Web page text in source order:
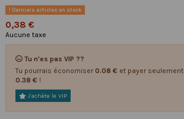
Derniers articles en stock
0,38 €
Aucune taxe
Tu n'es pas VIP ??
Tu pourrais économiser 0.08 € et payer seulement
0.38 € !
J'achète le VIP